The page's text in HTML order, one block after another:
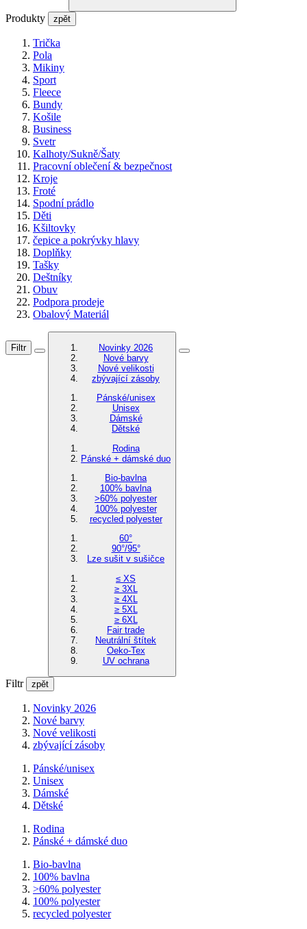
Produkty zpět
Trička
Pola
Mikiny
Sport
Fleece
Bundy
Košile
Business
Svetr
Kalhoty/Sukně/Šaty
Pracovní oblečení & bezpečnost
Kroje
Froté
Spodní prádlo
Děti
Kšiltovky
čepice a pokrývky hlavy
Doplňky
Tašky
Deštníky
Obuv
Podpora prodeje
Obalový Materiál
Filtr
Novinky 2026
Nové barvy
Nové velikosti
zbývající zásoby
Pánské/unisex
Unisex
Dámské
Dětské
Rodina
Pánské + dámské duo
Bio-bavlna
100% bavlna
>60% polyester
100% polyester
recycled polyester
60°
90°/95°
Lze sušit v sušičce
≤ XS
≥ 3XL
≥ 4XL
≥ 5XL
≥ 6XL
Fair trade
Neutrální štítek
Oeko-Tex
UV ochrana
Filtr zpět
Novinky 2026
Nové barvy
Nové velikosti
zbývající zásoby
Pánské/unisex
Unisex
Dámské
Dětské
Rodina
Pánské + dámské duo
Bio-bavlna
100% bavlna
>60% polyester
100% polyester
recycled polyester